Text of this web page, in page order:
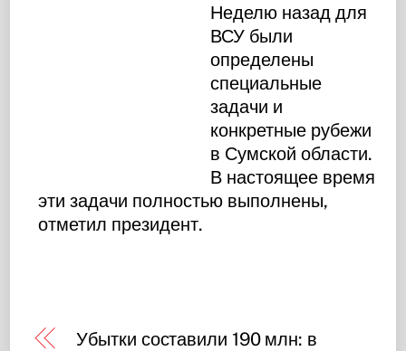
Неделю назад для
ВСУ были
определены
специальные
задачи и
конкретные рубежи
в Сумской области.
В настоящее время
эти задачи полностью выполнены,
отметил президент.
Убытки составили 190 млн: в